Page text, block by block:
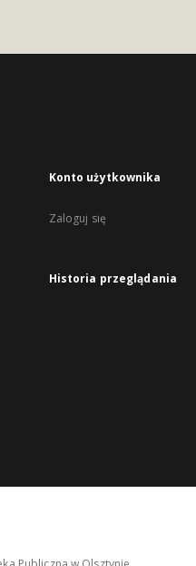
Konto użytkownika
Zaloguj się
Historia przeglądania